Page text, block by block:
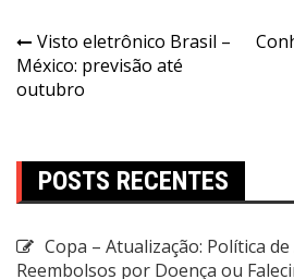
Visto eletrônico Brasil –
México: previsão até
outubro
POSTS RECENTES
Copa – Atualização: Política
Reembolsos por Doença ou